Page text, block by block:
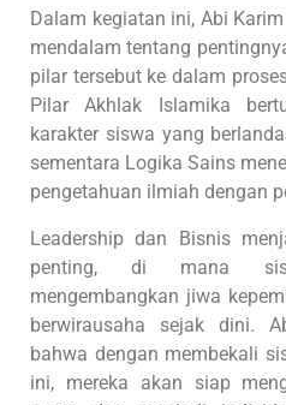
Dalam kegiatan ini, Abi
mendalam tentang
pilar tersebut ke dalam
Pilar Akhlak Islamika
karakter siswa yang
sementara Logika Sains
pengetahuan ilmiah dengan
Leadership dan Bisnis
penting, di mana
mengembangkan jiwa
berwirausaha sejak dini.
bahwa dengan membekali
ini, mereka akan siap